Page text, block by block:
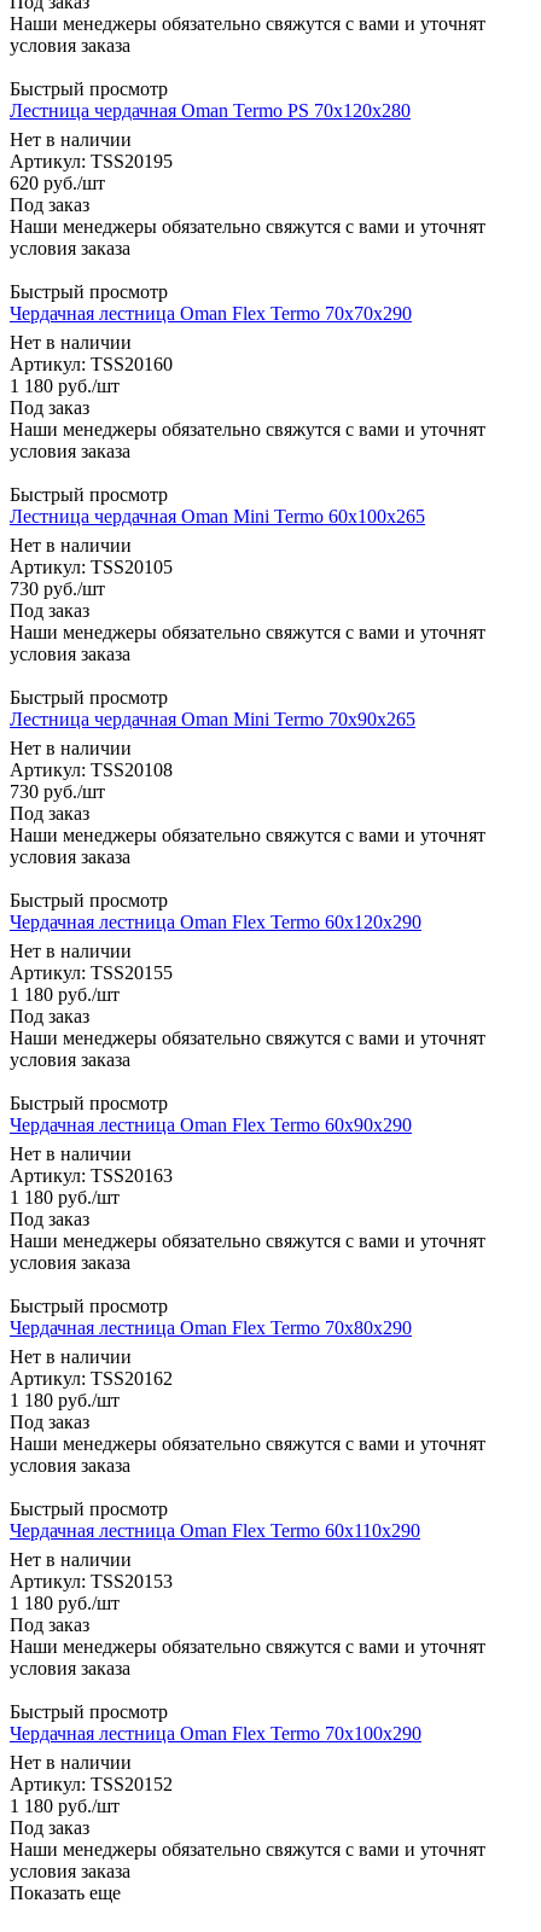
Наши менеджеры обязательно свяжутся с вами и уточнят
условия заказа
Быстрый просмотр
Лестница чердачная Oman Termo PS 70x120x280
Нет в наличии
Артикул: TSS20195
620 руб./шт
Под заказ
Наши менеджеры обязательно свяжутся с вами и уточнят
условия заказа
Быстрый просмотр
Чердачная лестница Oman Flex Termo 70x70x290
Нет в наличии
Артикул: TSS20160
1 180 руб./шт
Под заказ
Наши менеджеры обязательно свяжутся с вами и уточнят
условия заказа
Быстрый просмотр
Лестница чердачная Oman Mini Termo 60x100x265
Нет в наличии
Артикул: TSS20105
730 руб./шт
Под заказ
Наши менеджеры обязательно свяжутся с вами и уточнят
условия заказа
Быстрый просмотр
Лестница чердачная Oman Mini Termo 70x90x265
Нет в наличии
Артикул: TSS20108
730 руб./шт
Под заказ
Наши менеджеры обязательно свяжутся с вами и уточнят
условия заказа
Быстрый просмотр
Чердачная лестница Oman Flex Termo 60x120x290
Нет в наличии
Артикул: TSS20155
1 180 руб./шт
Под заказ
Наши менеджеры обязательно свяжутся с вами и уточнят
условия заказа
Быстрый просмотр
Чердачная лестница Oman Flex Termo 60x90x290
Нет в наличии
Артикул: TSS20163
1 180 руб./шт
Под заказ
Наши менеджеры обязательно свяжутся с вами и уточнят
условия заказа
Быстрый просмотр
Чердачная лестница Oman Flex Termo 70x80x290
Нет в наличии
Артикул: TSS20162
1 180 руб./шт
Под заказ
Наши менеджеры обязательно свяжутся с вами и уточнят
условия заказа
Быстрый просмотр
Чердачная лестница Oman Flex Termo 60x110x290
Нет в наличии
Артикул: TSS20153
1 180 руб./шт
Под заказ
Наши менеджеры обязательно свяжутся с вами и уточнят
условия заказа
Быстрый просмотр
Чердачная лестница Oman Flex Termo 70x100x290
Нет в наличии
Артикул: TSS20152
1 180 руб./шт
Под заказ
Наши менеджеры обязательно свяжутся с вами и уточнят
условия заказа
Показать еще